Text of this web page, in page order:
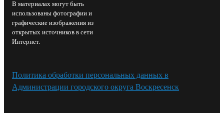
В материалах могут быть
использованы фотографии и
графические изображения из
открытых источников в сети
Интернет.
Политика обработки персональных данных в
Администрации городского округа Воскресенск